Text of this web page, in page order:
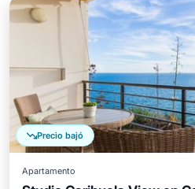
Precio bajó
Apartamento